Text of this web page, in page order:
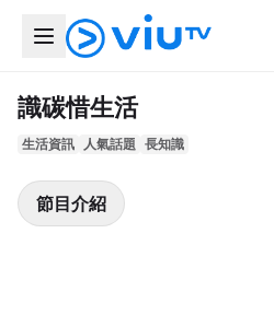
識碳惜生活
生活資訊 人氣話題 長知識
節目介紹